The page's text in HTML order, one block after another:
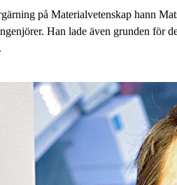
på Materialvetenskap hann
Han lade även grunden för